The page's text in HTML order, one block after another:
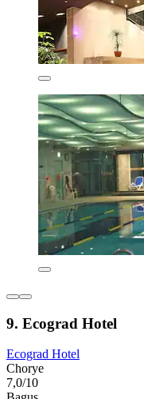
9. Ecograd Hotel
Ecograd Hotel
Chorye
7,0/10